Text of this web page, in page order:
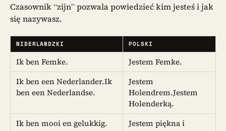
Czasownik “zijn” pozwala powiedzieć kim jesteś i jak
się nazywasz.
NIDERLANDZKI POLSKI
Ik ben Femke.
Jestem Femke.
Ik ben een Nederlander.Ik
ben een Nederlandse.
Jestem
Holendrem.Jestem
Holenderką.
Ik ben mooi en gelukkig.
Jestem piękna i